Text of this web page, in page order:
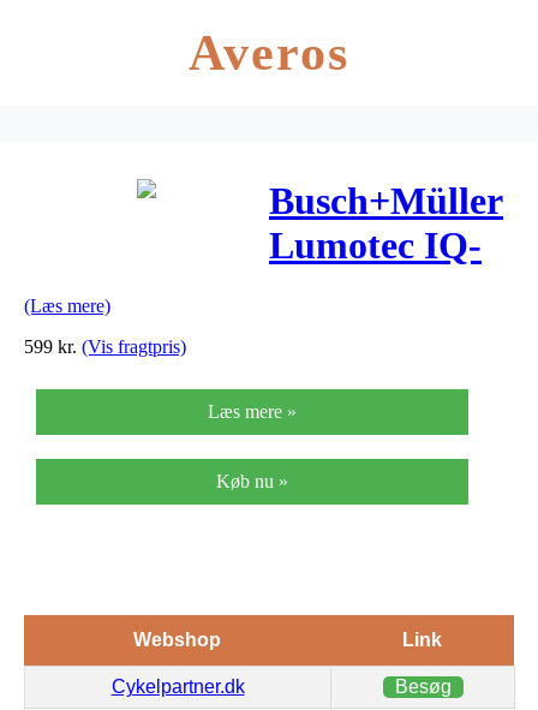
Averos
Busch+Müller
Lumotec IQ-
70 LUX til
dynamo
(Læs mere)
599 kr. (Vis fragtpris)
Læs mere »
Køb nu »
Webshop Link
Cykelpartner.dk Besøg